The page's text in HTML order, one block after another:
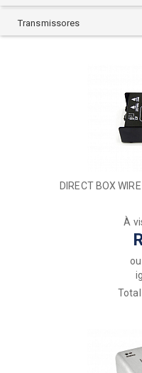
Transmissores
DIRECT BOX
À
ou